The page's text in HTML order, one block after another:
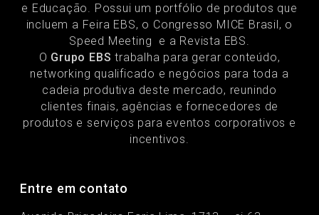
e Educação. Possui um portfólio de produtos que
incluem a Feira EBS, o Congresso MICE Brasil, o
Speed Meeting e a Revista EBS.
O Grupo EBS trabalha para gerar conteúdo,
networking qualificado e negócios para toda a
cadeia produtiva deste mercado, reunindo
clientes finais, agências e fornecedores de
produtos e serviços para eventos corporativos e
incentivos.
Entre em contato